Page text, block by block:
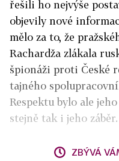
řešili ho nejvýše
objevily nové
mělo za to, že
Rachardža zlákala
špionáži proti České
tajného
Respektu bylo ale
stejně tak i jeho záběr.
ZBÝVÁ